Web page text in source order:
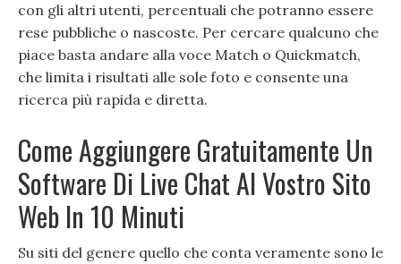
con gli altri utenti, percentuali che potranno essere
rese pubbliche o nascoste. Per cercare qualcuno che
piace basta andare alla voce Match o Quickmatch,
che limita i risultati alle sole foto e consente una
ricerca più rapida e diretta.
Come Aggiungere Gratuitamente Un
Software Di Live Chat Al Vostro Sito
Web In 10 Minuti
Su siti del genere quello che conta veramente sono le